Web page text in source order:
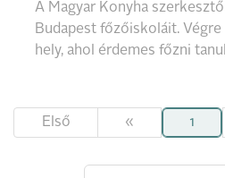
A Magyar Konyha
Budapest főzőiskoláit.
hely, ahol érdemes főzni
Első « 1